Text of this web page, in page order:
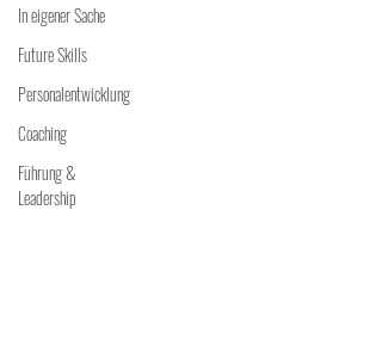
In eigener Sache
Future Skills
Personalentwicklung
Coaching
Führung &
Leadership